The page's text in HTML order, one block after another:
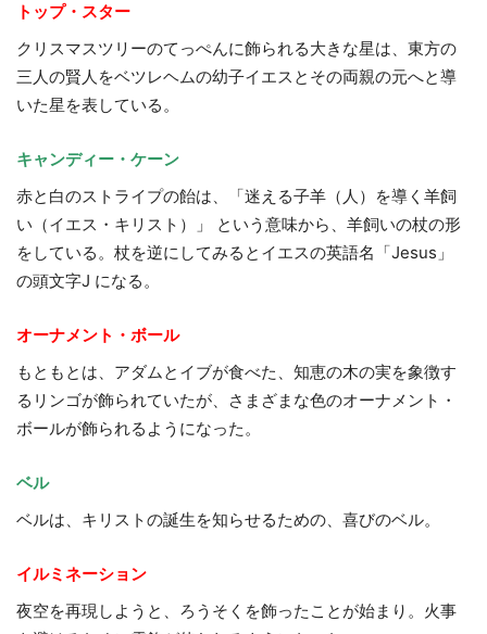
トップ・スター
クリスマスツリーのてっぺんに飾られる大きな星は、東方の
三人の賢人をベツレヘムの幼子イエスとその両親の元へと導
いた星を表している。
キャンディー・ケーン
赤と白のストライプの飴は、「迷える子羊（人）を導く羊飼
い（イエス・キリスト）」 という意味から、羊飼いの杖の形
をしている。杖を逆にしてみるとイエスの英語名「Jesus」
の頭文字J になる。
オーナメント・ボール
もともとは、アダムとイブが食べた、知恵の木の実を象徴す
るリンゴが飾られていたが、さまざまな色のオーナメント・
ボールが飾られるようになった。
ベル
ベルは、キリストの誕生を知らせるための、喜びのベル。
イルミネーション
夜空を再現しようと、ろうそくを飾ったことが始まり。火事